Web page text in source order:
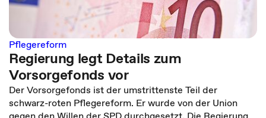
Pflegereform
Regierung legt Details zum
Vorsorgefonds vor
Der Vorsorgefonds ist der umstrittenste Teil der
schwarz-roten Pflegereform. Er wurde von der Union